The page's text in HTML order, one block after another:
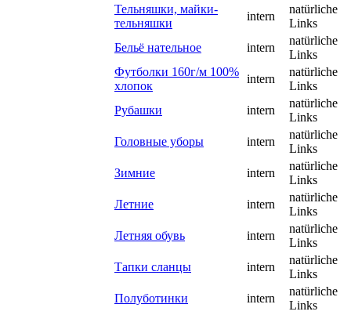
Тельняшки, майки-
тельняшки
intern
natürliche
Links
Бельё нательное
intern
natürliche
Links
Футболки 160г/м 100%
хлопок
intern
natürliche
Links
Рубашки
intern
natürliche
Links
Головные уборы
intern
natürliche
Links
Зимние
intern
natürliche
Links
Летние
intern
natürliche
Links
Летняя обувь
intern
natürliche
Links
Тапки сланцы
intern
natürliche
Links
Полуботинки
intern
natürliche
Links